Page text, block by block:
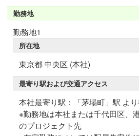
勤務地
勤務地1
所在地
東京都 中央区 (本社)
最寄り駅および交通アクセス
本社最寄り駅：「茅場町」駅 よ
※勤務地は本社または千代田区、
のプロジェクト先